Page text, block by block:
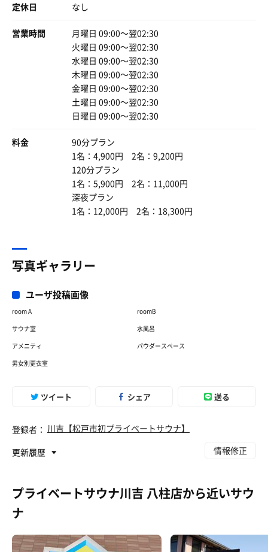
定休日 なし
営業時間
月曜日 09:00〜翌02:30
火曜日 09:00〜翌02:30
水曜日 09:00〜翌02:30
木曜日 09:00〜翌02:30
金曜日 09:00〜翌02:30
土曜日 09:00〜翌02:30
日曜日 09:00〜翌02:30
料金
90分プラン
1名：4,900円 2名：9,200円
120分プラン
1名：5,900円 2名：11,000円
深夜プラン
1名：12,000円 2名：18,300円
写真ギャラリー
ユーザ投稿画像
room A
roomB
サウナ室
水風呂
アメニティ
パウダースペース
男女別更衣室
ツイート シェア 送る
登録者： 川吉【松戸市初プライベートサウナ】
更新履歴
情報修正
プライベートサウナ川吉 八柱店から近いサウ
ナ